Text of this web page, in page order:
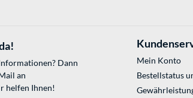
Dann
an
helfen Ihnen!
Mein Konto
Bestellstatus